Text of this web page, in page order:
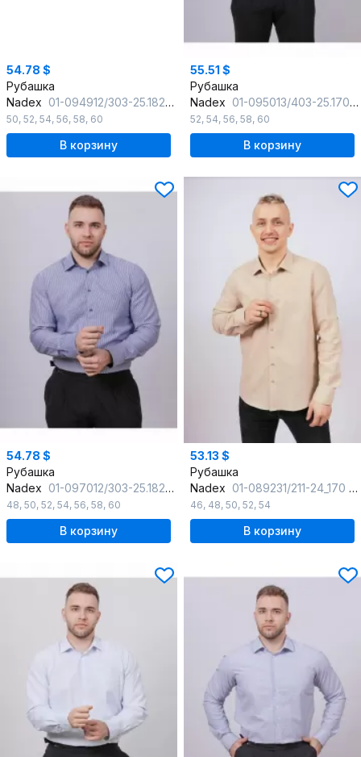
54.78 $
Рубашка
Nadex 01-094912/303-25.182-188
50, 52, 54, 56, 58, 60
В корзину
55.51 $
Рубашка
Nadex 01-095013/403-25.170-176 сине-белый
52, 54, 56, 58, 60
В корзину
54.78 $
Рубашка
Nadex 01-097012/303-25.182-188
48, 50, 52, 54, 56, 58, 60
В корзину
53.13 $
Рубашка
Nadex 01-089231/211-24_170 натуральный
46, 48, 50, 52, 54
В корзину